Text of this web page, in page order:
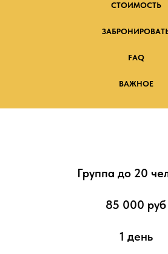
СТОИМОСТЬ
FAQ
ВАЖНОЕ
Группа до 20
85 000 руб
1 день